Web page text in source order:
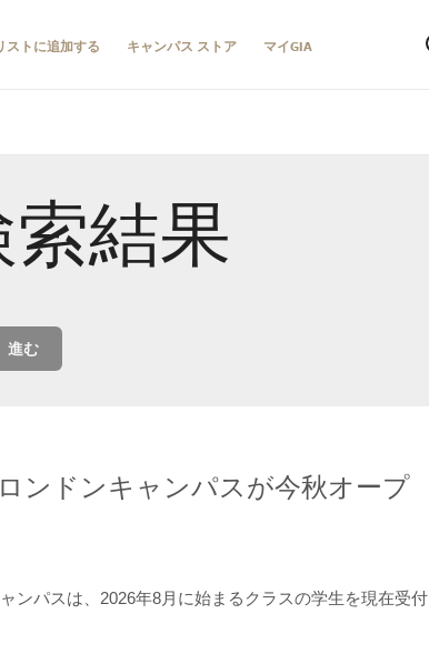
ストに追加する キャンパス ストア マイGIA
結果
進む
ンドンキャンパスが今秋オープ
ンパスは、2026年8月に始まるクラスの学生を現在受付